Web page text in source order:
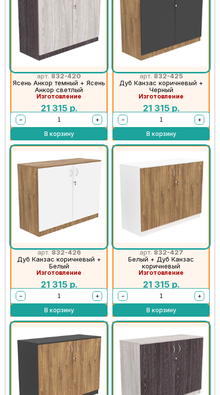
арт.832-420
Ясень Анкор темный + Ясень
Анкор светлый
Изготовление
21 315 р.
−
+
В корзину
арт.832-425
Дуб Канзас коричневый +
Черный
Изготовление
21 315 р.
−
+
В корзину
арт.832-426
Дуб Канзас коричневый +
Белый
Изготовление
21 315 р.
−
+
В корзину
арт.832-427
Белый + Дуб Канзас
коричневый
Изготовление
21 315 р.
−
+
В корзину